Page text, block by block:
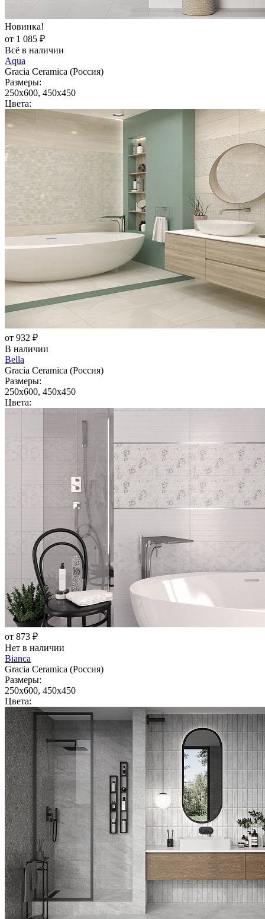
Новинка!
от 1 085 ₽
Всё в наличии
Aqua
Gracia Ceramica (Россия)
Размеры:
250x600, 450x450
Цвета:
от 932 ₽
В наличии
Bella
Gracia Ceramica (Россия)
Размеры:
250x600, 450x450
Цвета:
от 873 ₽
Нет в наличии
Bianca
Gracia Ceramica (Россия)
Размеры:
250x600, 450x450
Цвета: